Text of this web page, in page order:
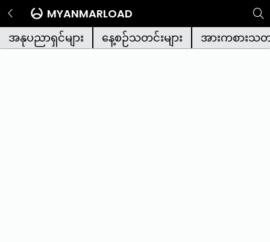
MYANMARLOAD
အနုပညာရှင်များ
နေ့စဉ်သတင်းများ အားကစားသတ